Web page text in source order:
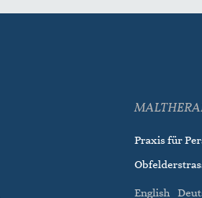
Praxis für
English